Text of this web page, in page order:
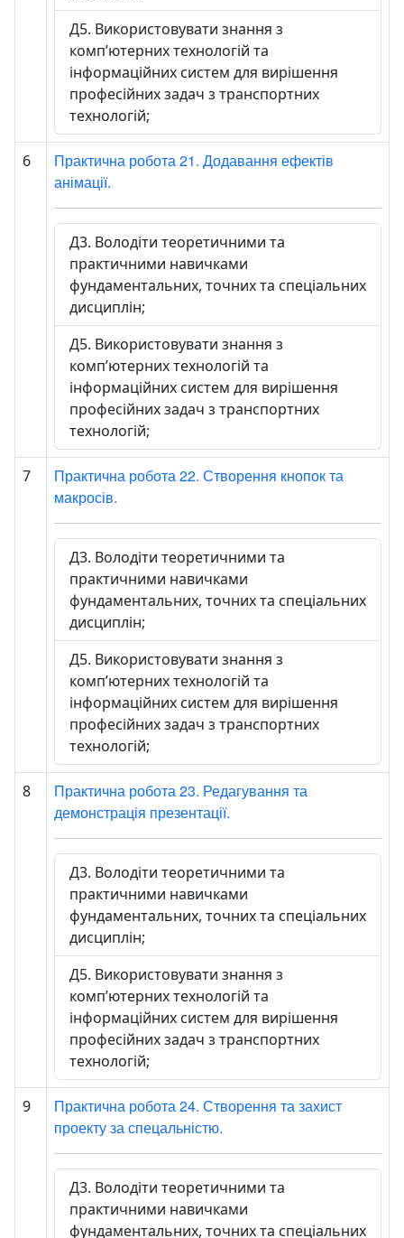
Д5. Використовувати знання з
комп’ютерних технологій та
інформаційних систем для вирішення
професійних задач з транспортних
технологій;
6
Практична робота 21. Додавання ефектів
анімації.
Д3. Володіти теоретичними та
практичними навичками
фундаментальних, точних та спеціальних
дисциплін;
Д5. Використовувати знання з
комп’ютерних технологій та
інформаційних систем для вирішення
професійних задач з транспортних
технологій;
7
Практична робота 22. Створення кнопок та
макросів.
Д3. Володіти теоретичними та
практичними навичками
фундаментальних, точних та спеціальних
дисциплін;
Д5. Використовувати знання з
комп’ютерних технологій та
інформаційних систем для вирішення
професійних задач з транспортних
технологій;
8
Практична робота 23. Редагування та
демонстрація презентації.
Д3. Володіти теоретичними та
практичними навичками
фундаментальних, точних та спеціальних
дисциплін;
Д5. Використовувати знання з
комп’ютерних технологій та
інформаційних систем для вирішення
професійних задач з транспортних
технологій;
9
Практична робота 24. Створення та захист
проекту за спецальністю.
Д3. Володіти теоретичними та
практичними навичками
фундаментальних, точних та спеціальних